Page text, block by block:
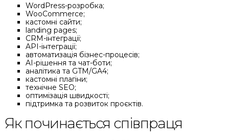
WordPress-розробка;
WooCommerce;
кастомні сайти;
landing pages;
CRM-інтеграції;
API-інтеграції;
автоматизація бізнес-процесів;
AI-рішення та чат-боти;
аналітика та GTM/GA4;
кастомні плагіни;
технічне SEO;
оптимізація швидкості;
підтримка та розвиток проєктів.
Як починається співпраця